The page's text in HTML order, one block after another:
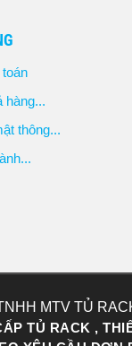
hàng...
thông...
MTV TỦ
TỦ RACK ,